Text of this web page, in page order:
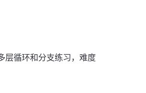
层循环和分支练习，难度